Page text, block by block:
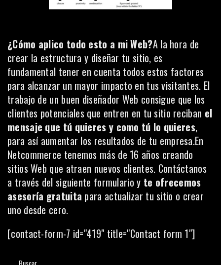
¿Cómo aplico todo esto a mi Web?A la hora de
crear la estructura y diseñar tu sitio, es
fundamental tener en cuenta todos estos factores
para alcanzar un mayor impacto en tus visitantes. El
trabajo de un buen diseñador Web consigue que los
clientes potenciales que entren en tu sitio reciban el
mensaje que tú quieres y como tú lo quieres,
para así aumentar los resultados de tu empresa.En
Netcommerce tenemos más de 16 años creando
sitios Web que atraen nuevos clientes. Contáctanos
a través del siguiente formulario y te ofrecemos
asesoría gratuita para actualizar tu sitio o crear
uno desde cero.
[contact-form-7 id="419" title="Contact form 1"]